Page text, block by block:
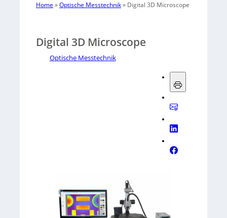
Home »Optische Messtechnik» Digital 3D Microscope
Digital 3D Microscope
Optische Messtechnik